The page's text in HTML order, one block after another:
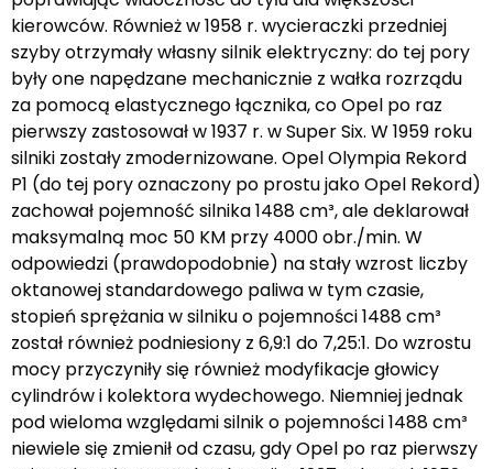
kierowców. Również w 1958 r. wycieraczki przedniej
szyby otrzymały własny silnik elektryczny: do tej pory
były one napędzane mechanicznie z wałka rozrządu
za pomocą elastycznego łącznika, co Opel po raz
pierwszy zastosował w 1937 r. w Super Six. W 1959 roku
silniki zostały zmodernizowane. Opel Olympia Rekord
P1 (do tej pory oznaczony po prostu jako Opel Rekord)
zachował pojemność silnika 1488 cm³, ale deklarował
maksymalną moc 50 KM przy 4000 obr./min. W
odpowiedzi (prawdopodobnie) na stały wzrost liczby
oktanowej standardowego paliwa w tym czasie,
stopień sprężania w silniku o pojemności 1488 cm³
został również podniesiony z 6,9:1 do 7,25:1. Do wzrostu
mocy przyczyniły się również modyfikacje głowicy
cylindrów i kolektora wydechowego. Niemniej jednak
pod wieloma względami silnik o pojemności 1488 cm³
niewiele się zmienił od czasu, gdy Opel po raz pierwszy